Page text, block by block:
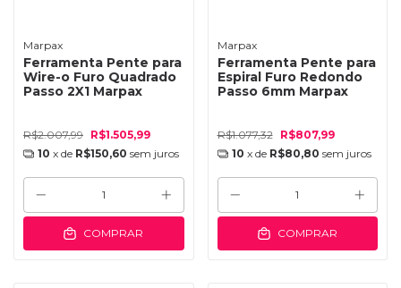
Marpax
Ferramenta Pente para
Wire-o Furo Quadrado
Passo 2X1 Marpax
R$2.007,99 R$1.505,99
10 x de R$150,60 sem juros
COMPRAR
Marpax
Ferramenta Pente para
Espiral Furo Redondo
Passo 6mm Marpax
R$1.077,32
R$807,99
10 x de R$80,80 sem juros
COMPRAR